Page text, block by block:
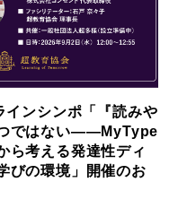
インシンポ「『読みや
ではない――MyType
ら考える発達性ディ
びの環境」開催のお